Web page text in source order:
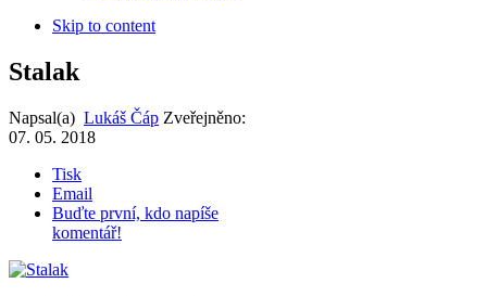
Skip to content
Stalak
Napsal(a) Lukáš Čáp Zveřejněno:
07. 05. 2018
Tisk
Email
Buďte první, kdo napíše
komentář!